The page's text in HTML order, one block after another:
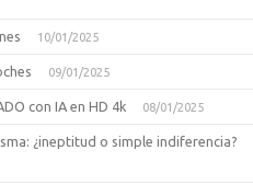
10/01/2025
09/01/2025
con IA en HD 4k 08/01/2025
¿ineptitud o simple indiferencia?